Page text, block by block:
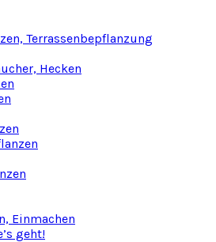
Terrassenbepflanzung
Hecken
Einmachen
geht!